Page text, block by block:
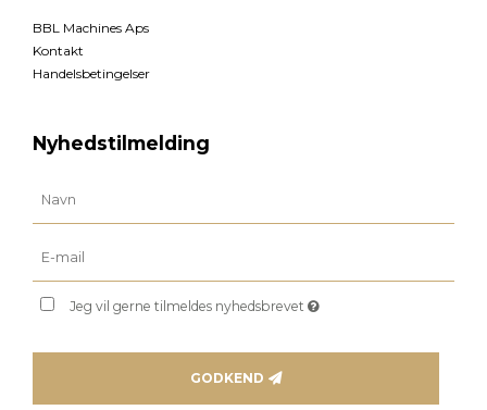
BBL Machines Aps
Kontakt
Handelsbetingelser
Nyhedstilmelding
Jeg vil gerne tilmeldes nyhedsbrevet
GODKEND